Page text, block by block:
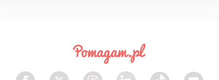
Facebook Twitter Instagram LinkedIn TikTok Youtube